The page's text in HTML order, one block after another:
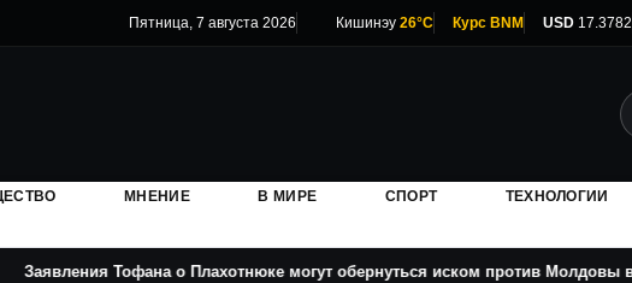
Пятница, 7 августа 2026 Кишинэу 26°C Курс BNM USD 17.3782
МНЕНИЕ В МИРЕ СПОРТ ТЕХНОЛОГИИ
Тофана о Плахотнюке могут обернуться иском против Молдовы в ЕСПЧ